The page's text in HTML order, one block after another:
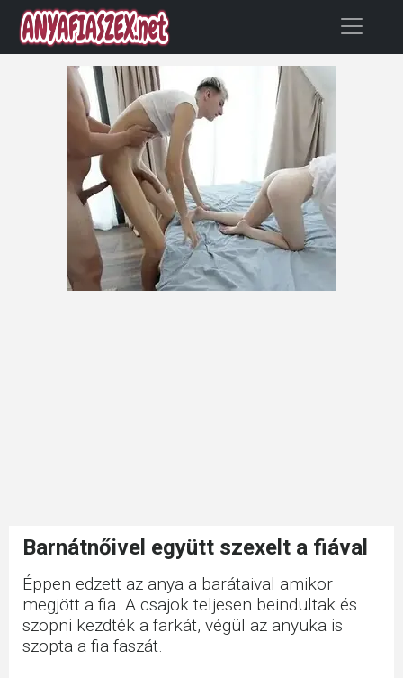
Barnátnőivel együtt szexelt a fiával
Éppen edzett az anya a barátaival amikor
megjött a fia. A csajok teljesen beindultak és
szopni kezdték a farkát, végül az anyuka is
szopta a fia faszát.